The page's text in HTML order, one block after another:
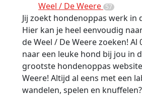
Weel / De Weere 57
Jij zoekt hondenoppas werk in
Hier kan je heel eenvoudig
de Weel / De Weere zoeken! Al
naar een leuke hond bij jou in
grootste hondenoppas
Weere! Altijd al eens met een
wandelen, spelen en